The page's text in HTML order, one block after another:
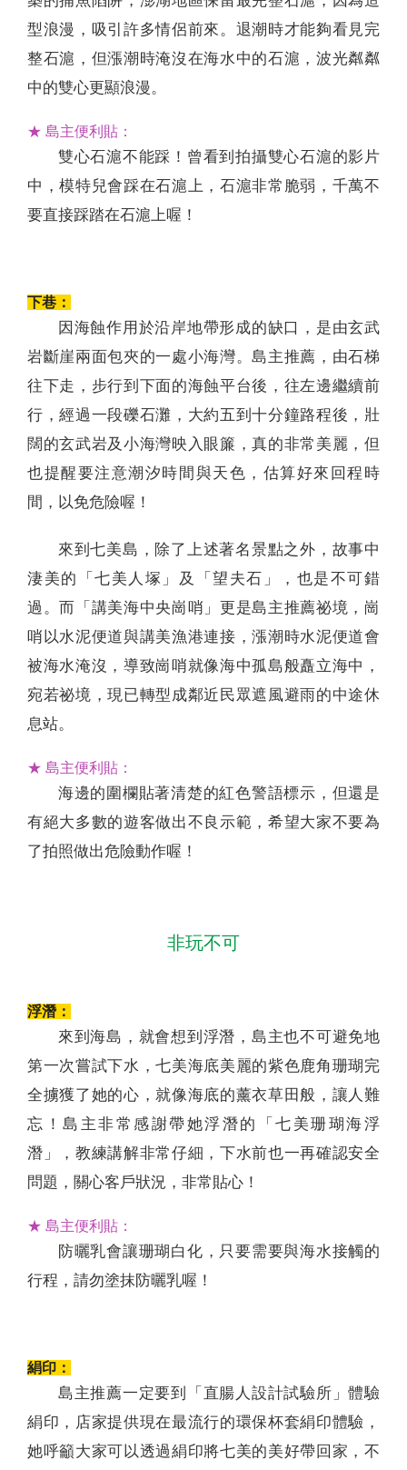
型浪漫，吸引許多情侶前來。退潮時才能夠看見完
整石滬，但漲潮時淹沒在海水中的石滬，波光粼粼
中的雙心更顯浪漫。
★ 島主便利貼：
雙心石滬不能踩！曾看到拍攝雙心石滬的影片
中，模特兒會踩在石滬上，石滬非常脆弱，千萬不
要直接踩踏在石滬上喔！
下巷：
因海蝕作用於沿岸地帶形成的缺口，是由玄武
岩斷崖兩面包夾的一處小海灣。島主推薦，由石梯
往下走，步行到下面的海蝕平台後，往左邊繼續前
行，經過一段礫石灘，大約五到十分鐘路程後，壯
闊的玄武岩及小海灣映入眼簾，真的非常美麗，但
也提醒要注意潮汐時間與天色，估算好來回程時
間，以免危險喔！
來到七美島，除了上述著名景點之外，故事中
淒美的「七美人塚」及「望夫石」，也是不可錯
過。而「講美海中央崗哨」更是島主推薦祕境，崗
哨以水泥便道與講美漁港連接，漲潮時水泥便道會
被海水淹沒，導致崗哨就像海中孤島般矗立海中，
宛若祕境，現已轉型成鄰近民眾遮風避雨的中途休
息站。
★ 島主便利貼：
海邊的圍欄貼著清楚的紅色警語標示，但還是
有絕大多數的遊客做出不良示範，希望大家不要為
了拍照做出危險動作喔！
非玩不可
浮潛：
來到海島，就會想到浮潛，島主也不可避免地
第一次嘗試下水，七美海底美麗的紫色鹿角珊瑚完
全擄獲了她的心，就像海底的薰衣草田般，讓人難
忘！島主非常感謝帶她浮潛的「七美珊瑚海浮
潛」，教練講解非常仔細，下水前也一再確認安全
問題，關心客戶狀況，非常貼心！
★ 島主便利貼：
防曬乳會讓珊瑚白化，只要需要與海水接觸的
行程，請勿塗抹防曬乳喔！
絹印：
島主推薦一定要到「直腸人設計試驗所」體驗
絹印，店家提供現在最流行的環保杯套絹印體驗，
她呼籲大家可以透過絹印將七美的美好帶回家，不